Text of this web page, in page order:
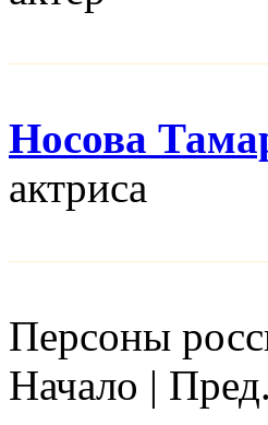
Носова
актриса
Персоны
Начало |